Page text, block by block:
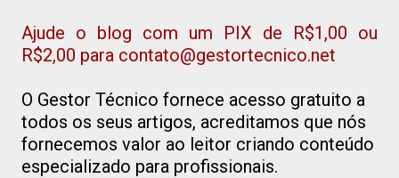
Ajude o blog com um PIX de R$1,00 ou
R$2,00 para contato@gestortecnico.net
O Gestor Técnico fornece acesso gratuito a
todos os seus artigos, acreditamos que nós
fornecemos valor ao leitor criando conteúdo
especializado para profissionais.